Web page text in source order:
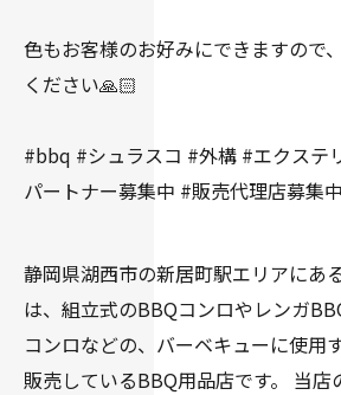
色もお客様のお好みにできますので
ください🙏🏻
#bbq #シュラスコ #外構 #エクステ
パートナー募集中 #販売代理店募集
静岡県湖西市の新居町駅エリアにあ
は、組立式のBBQコンロやレンガ
コンロなどの、バーベキューに使用
販売しているBBQ用品店です。 当店